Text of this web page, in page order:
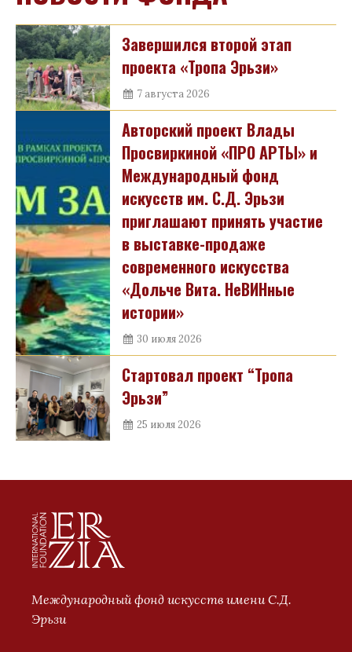
Завершился второй этап
проекта «Тропа Эрьзи»
7 августа 2026
Авторский проект Влады
Просвиркиной «ПРО АРТЫ» и
Международный фонд
искусств им. С.Д. Эрьзи
приглашают принять участие
в выставке-продаже
современного искусства
«Дольче Вита. НеВИНные
истории»
30 июля 2026
Стартовал проект “Тропа
Эрьзи”
25 июля 2026
Международный фонд искусств имени С.Д.
Эрьзи